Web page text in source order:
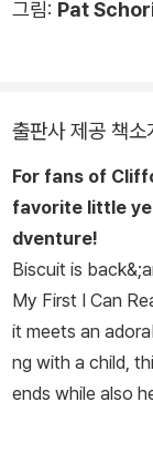
니다. 그녀는 춤은 글과 다른 방법으로 이야기를 하고 독자들은 그녀
k 시리즈 등 15권 이
역되어왔습니다.
그림: Pat
출판사 제공 책소
For fans of
favorite little
dventure!
Biscuit is
My First I Can
it meets an
ng with a child,
ends while also